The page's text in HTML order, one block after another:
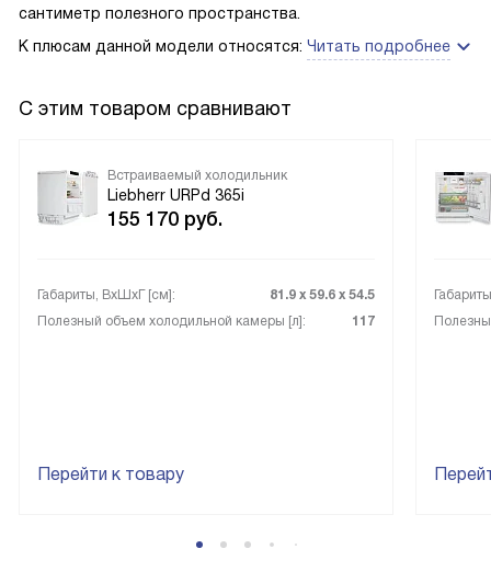
сантиметр полезного пространства.
К плюсам данной модели относятся: Читать подробнее
С этим товаром сравнивают
Встраиваемый холодильник
Liebherr URPd 365i
155 170 руб.
Габариты, ВxШxГ [см]:
81.9 х 59.6 х 54.5
Полезный объем холодильной камеры [л]:
117
Перейти к товару